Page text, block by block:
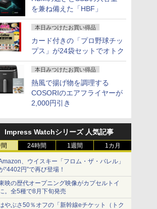
を兼ね備えた「HBF」
本日みつけたお買い得品
カード付きの「プロ野球チッ
プス」が24袋セットでオトク
本日みつけたお買い得品
熱風で揚げ物を調理する
COSORIのエアフライヤーが
2,000円引き
Impress Watchシリーズ 人気記事
24時間 1週間 1カ月
、ウイスキー「フロム・ザ・バレル」
“4402円”で再び登場！
映の歴代オープニング映像がカプセルトイ
。全5種で8月下旬発売
やぶさ50％オフの「新幹線eチケット（トク